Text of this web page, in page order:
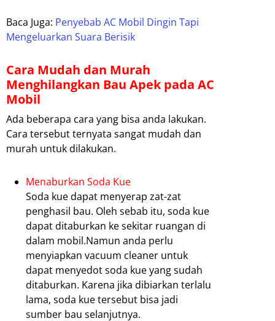
Baca Juga: Penyebab AC Mobil Dingin Tapi
Mengeluarkan Suara Berisik
Cara Mudah dan Murah
Menghilangkan Bau Apek pada AC
Mobil
Ada beberapa cara yang bisa anda lakukan.
Cara tersebut ternyata sangat mudah dan
murah untuk dilakukan.
Menaburkan Soda Kue
Soda kue dapat menyerap zat-zat
penghasil bau. Oleh sebab itu, soda kue
dapat ditaburkan ke sekitar ruangan di
dalam mobil.Namun anda perlu
menyiapkan vacuum cleaner untuk
dapat menyedot soda kue yang sudah
ditaburkan. Karena jika dibiarkan terlalu
lama, soda kue tersebut bisa jadi
sumber bau selanjutnya.